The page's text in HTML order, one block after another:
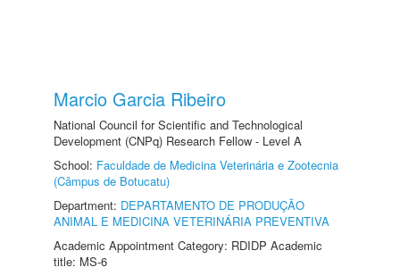
Marcio Garcia Ribeiro
National Council for Scientific and Technological
Development (CNPq) Research Fellow - Level A
School: Faculdade de Medicina Veterinária e Zootecnia
(Câmpus de Botucatu)
Department: DEPARTAMENTO DE PRODUÇÃO
ANIMAL E MEDICINA VETERINÁRIA PREVENTIVA
Academic Appointment Category: RDIDP Academic
title: MS-6